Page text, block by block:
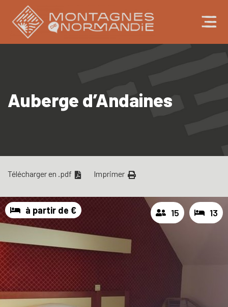
Auberge d’Andaines
Télécharger en .pdf Imprimer
à partir de € 15 13